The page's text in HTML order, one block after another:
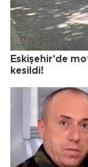
Eskişehir'de
kesildi!